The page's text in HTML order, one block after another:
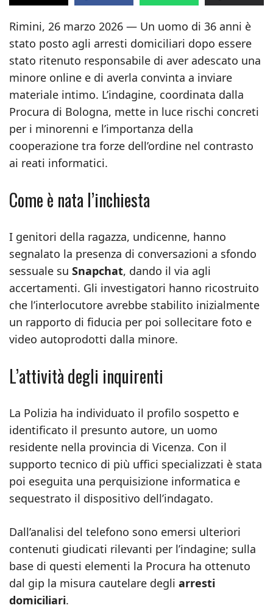
Rimini, 26 marzo 2026 — Un uomo di 36 anni è
stato posto agli arresti domiciliari dopo essere
stato ritenuto responsabile di aver adescato una
minore online e di averla convinta a inviare
materiale intimo. L’indagine, coordinata dalla
Procura di Bologna, mette in luce rischi concreti
per i minorenni e l’importanza della
cooperazione tra forze dell’ordine nel contrasto
ai reati informatici.
Come è nata l’inchiesta
I genitori della ragazza, undicenne, hanno
segnalato la presenza di conversazioni a sfondo
sessuale su Snapchat, dando il via agli
accertamenti. Gli investigatori hanno ricostruito
che l’interlocutore avrebbe stabilito inizialmente
un rapporto di fiducia per poi sollecitare foto e
video autoprodotti dalla minore.
L’attività degli inquirenti
La Polizia ha individuato il profilo sospetto e
identificato il presunto autore, un uomo
residente nella provincia di Vicenza. Con il
supporto tecnico di più uffici specializzati è stata
poi eseguita una perquisizione informatica e
sequestrato il dispositivo dell’indagato.
Dall’analisi del telefono sono emersi ulteriori
contenuti giudicati rilevanti per l’indagine; sulla
base di questi elementi la Procura ha ottenuto
dal gip la misura cautelare degli arresti
domiciliari.